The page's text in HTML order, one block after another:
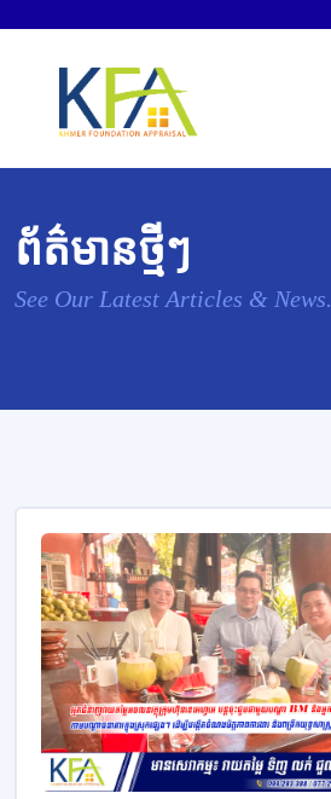
ព័ត៌មានថ្មីៗ
See Our Latest Articles & News.